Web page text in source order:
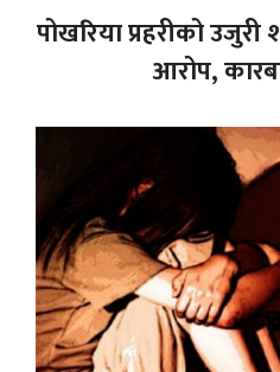
पोखरिया प्रहरीको
आरोप,